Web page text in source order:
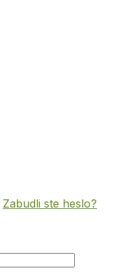
Zabudli ste heslo?